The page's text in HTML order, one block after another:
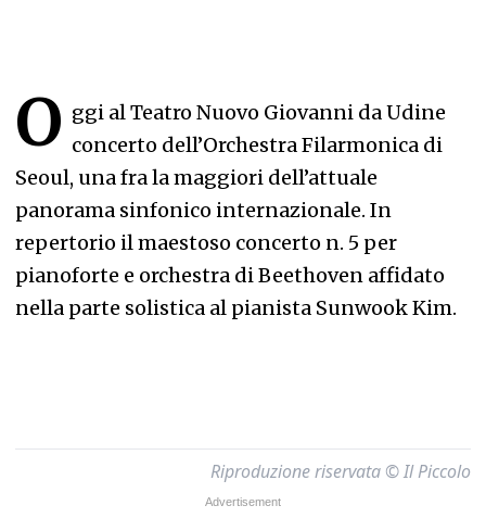
O ggi al Teatro Nuovo Giovanni da Udine
concerto dell’Orchestra Filarmonica di
Seoul, una fra la maggiori dell’attuale
panorama sinfonico internazionale. In
repertorio il maestoso concerto n. 5 per
pianoforte e orchestra di Beethoven affidato
nella parte solistica al pianista Sunwook Kim.
Riproduzione riservata © Il Piccolo